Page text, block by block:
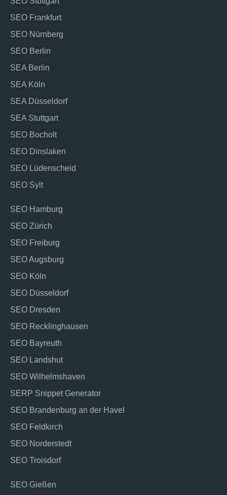
SEO Frankfurt
SEO Nürnberg
SEO Berlin
SEA Berlin
SEA Köln
SEA Düsseldorf
SEA Stuttgart
SEO Bocholt
SEO Dinslaken
SEO Lüdenscheid
SEO Sylt
SEO Hamburg
SEO Zürich
SEO Freiburg
SEO Augsburg
SEO Köln
SEO Düsseldorf
SEO Dresden
SEO Recklinghausen
SEO Bayreuth
SEO Landshut
SEO Wilhelmshaven
SERP Snippet Generator
SEO Brandenburg an der Havel
SEO Feldkirch
SEO Norderstedt
SEO Troisdorf
SEO Gießen